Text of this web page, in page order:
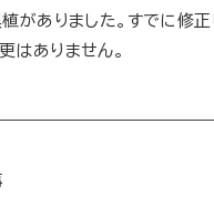
がありました。すでに修
はありません。